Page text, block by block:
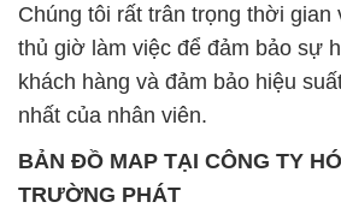
Chúng tôi rất trân trọng thời gian
thủ giờ làm việc để đảm bảo sự
khách hàng và đảm bảo hiệu
nhất của nhân viên.
BẢN ĐỒ MAP TẠI CÔNG TY
TRƯỜNG PHÁT